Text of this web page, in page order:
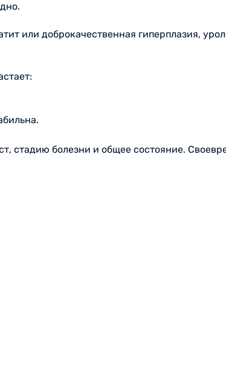
или доброкачественная гиперплазия,
стадию болезни и общее состояние.